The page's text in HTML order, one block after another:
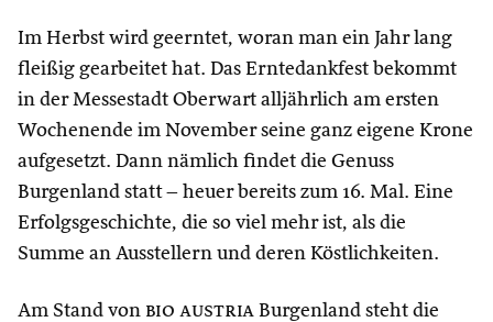
Im Herbst wird geerntet, woran man ein Jahr lang
fleißig gearbeitet hat. Das Erntedankfest bekommt
in der Messestadt Oberwart alljährlich am ersten
Wochenende im November seine ganz eigene Krone
aufgesetzt. Dann nämlich findet die Genuss
Burgenland statt – heuer bereits zum 16. Mal. Eine
Erfolgsgeschichte, die so viel mehr ist, als die
Summe an Ausstellern und deren Köstlichkeiten.
Am Stand von bio austria Burgenland steht die